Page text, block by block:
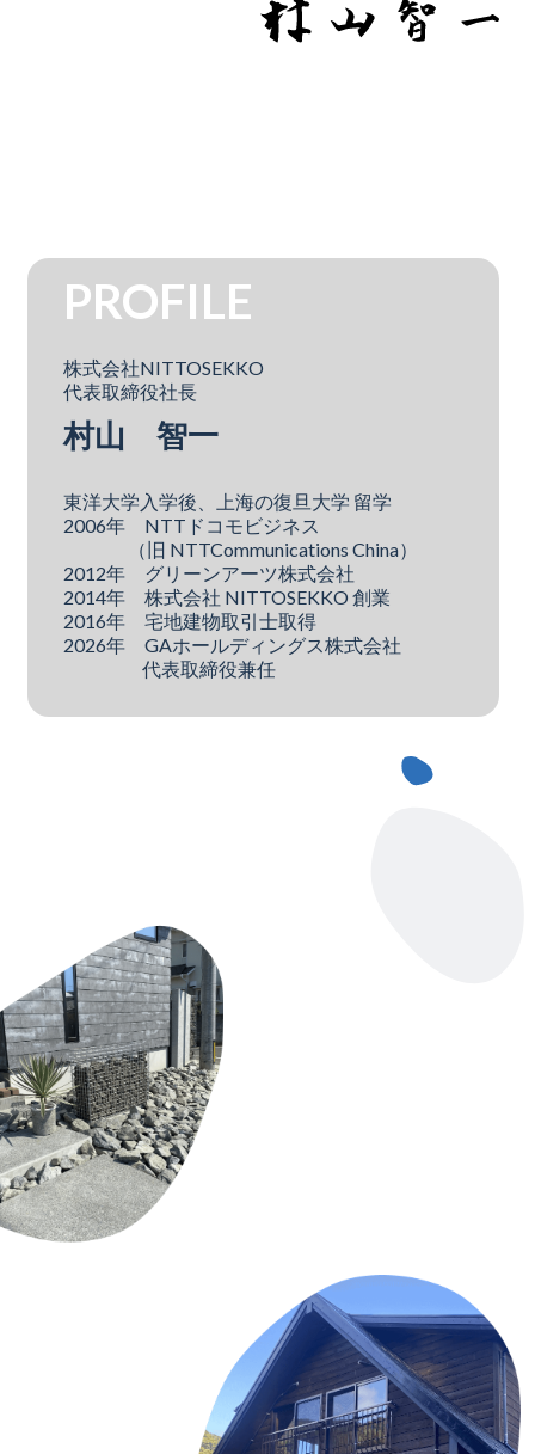
PROFILE
株式会社NITTOSEKKO
代表取締役社長
村山 智一
東洋大学入学後、上海の復旦大学 留学
2006年 NTTドコモビジネス
（旧 NTTCommunications China）
2012年 グリーンアーツ株式会社
2014年 株式会社 NITTOSEKKO 創業
2016年 宅地建物取引士取得
2026年 GAホールディングス株式会社
代表取締役兼任